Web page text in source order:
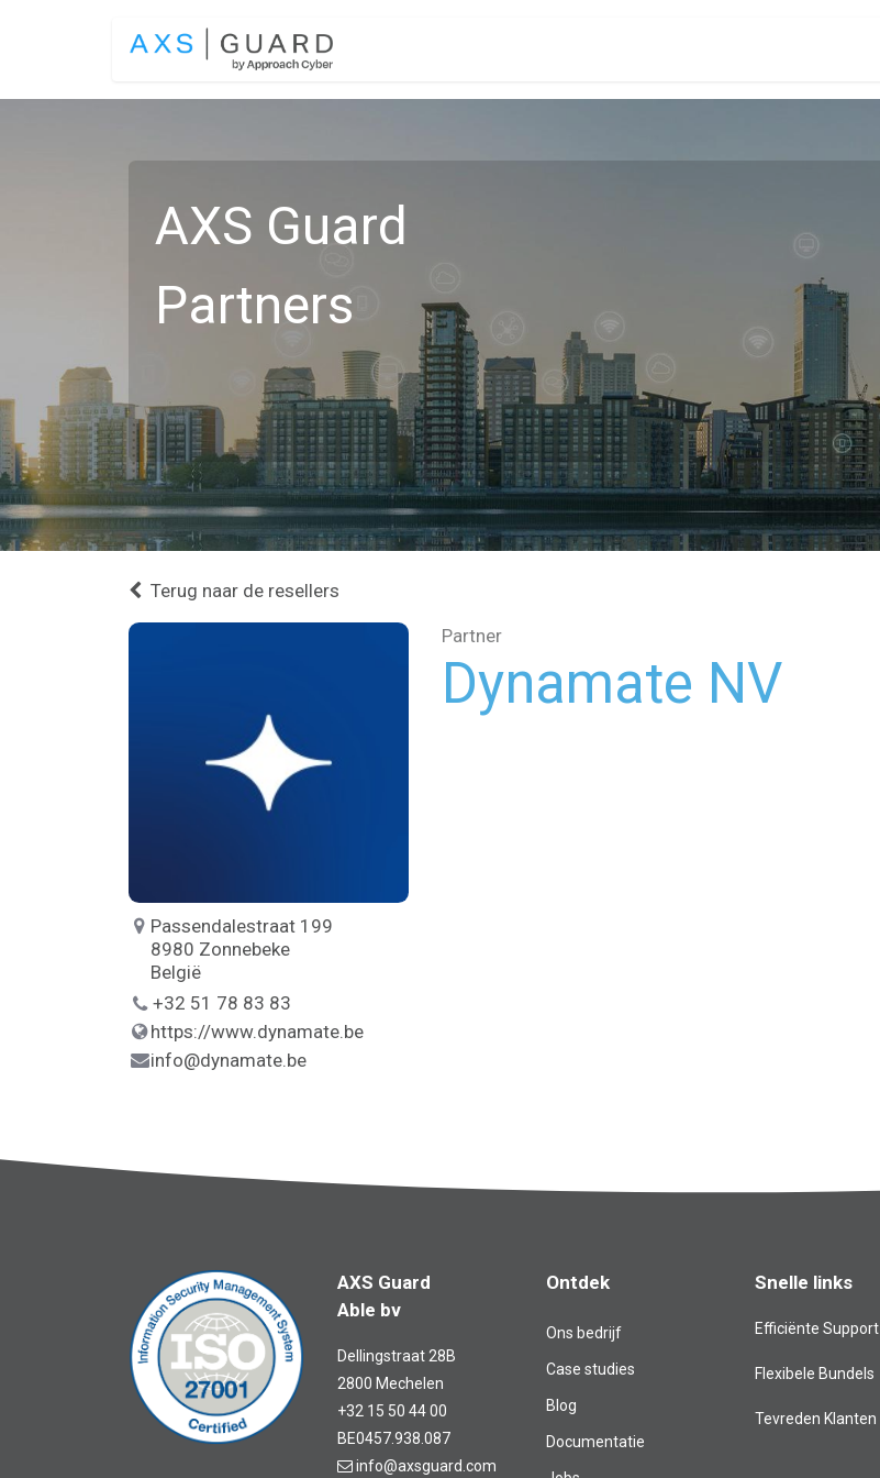
AXS Guard
Partners
Terug naar de resellers
Passendalestraat 199
8980 Zonnebeke
België
+32 51 78 83 83
https://www.dynamate.be
info@dynamate.be
Partner
Dynamate NV
AXS Guard
Able bv
Dellingstraat 28B
2800 Mechelen
+32 15 50 44 00
BE0457.938.087
info@axsguard.com
Ontdek
Ons bedrijf
Case studies
Blog​
Documentatie
Snelle links
Efficiënte Support
Flexibele Bundels
Tevreden Klanten